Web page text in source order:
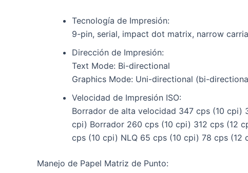
Tecnología de Impresión:
9-pin, serial, impact dot matrix, narrow
Dirección de Impresión:
Text Mode: Bi-directional
Graphics Mode: Uni-directional (bi-
Velocidad de Impresión ISO:
Borrador de alta velocidad 347 cps (10
cpi) Borrador 260 cps (10 cpi) 312 cps (12
cps (10 cpi) NLQ 65 cps (10 cpi) 78 cps
Manejo de Papel Matriz de Punto: